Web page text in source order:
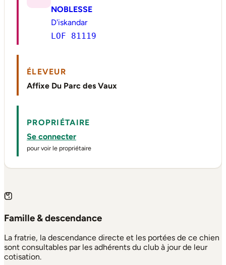
NOBLESSE
D'iskandar
LOF 81119
ÉLEVEUR
Affixe Du Parc des Vaux
PROPRIÉTAIRE
Se connecter
pour voir le propriétaire
Famille & descendance
La fratrie, la descendance directe et les portées de ce chien
sont consultables par les adhérents du club à jour de leur
cotisation.